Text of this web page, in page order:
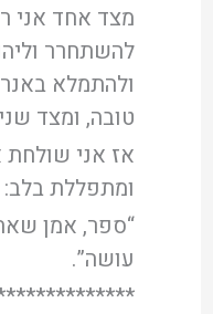
מצד אחד אני
להשתחרר
ולהתמלא
טובה, ומצד
אז אני שולחת
ומתפללת בלב:
“ספר, אמן
עושה”.